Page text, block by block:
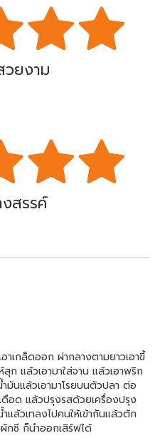
วยงาม
งสรรค์
าเกล็ดออก ผ่ากลางตามยาวเอาขี้
ก แล้วเอามาใส่จาน แล้วเอาพริก
นแล้วเอามาโรยบนตัวปลา ต่อ
ดือด แล้วปรุงรสด้วยเครื่องปรุง
ล้วเทลงไปคนให้เข้ากันแล้วตัก
กชี ก็นำออกเสิร์ฟได้